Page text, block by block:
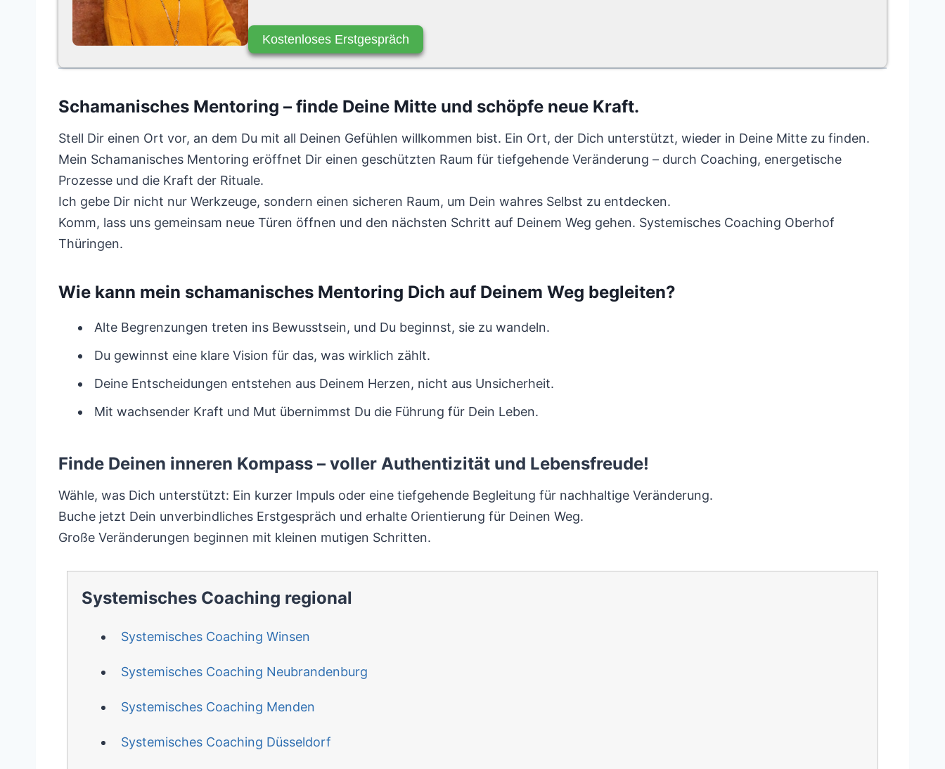
Kostenloses Erstgespräch
Schamanisches Mentoring – finde Deine Mitte und schöpfe neue Kraft.
Stell Dir einen Ort vor, an dem Du mit all Deinen Gefühlen willkommen bist. Ein Ort, der Dich unterstützt, wieder in Deine Mitte zu finden.
Mein Schamanisches Mentoring eröffnet Dir einen geschützten Raum für tiefgehende Veränderung – durch Coaching, energetische
Prozesse und die Kraft der Rituale.
Ich gebe Dir nicht nur Werkzeuge, sondern einen sicheren Raum, um Dein wahres Selbst zu entdecken.
Komm, lass uns gemeinsam neue Türen öffnen und den nächsten Schritt auf Deinem Weg gehen. Systemisches Coaching Oberhof
Thüringen.
Wie kann mein schamanisches Mentoring Dich auf Deinem Weg begleiten?
Alte Begrenzungen treten ins Bewusstsein, und Du beginnst, sie zu wandeln.
Du gewinnst eine klare Vision für das, was wirklich zählt.
Deine Entscheidungen entstehen aus Deinem Herzen, nicht aus Unsicherheit.
Mit wachsender Kraft und Mut übernimmst Du die Führung für Dein Leben.
Finde Deinen inneren Kompass – voller Authentizität und Lebensfreude!
Wähle, was Dich unterstützt: Ein kurzer Impuls oder eine tiefgehende Begleitung für nachhaltige Veränderung.
Buche jetzt Dein unverbindliches Erstgespräch und erhalte Orientierung für Deinen Weg.
Große Veränderungen beginnen mit kleinen mutigen Schritten.
Systemisches Coaching regional
Systemisches Coaching Winsen
Systemisches Coaching Neubrandenburg
Systemisches Coaching Menden
Systemisches Coaching Düsseldorf